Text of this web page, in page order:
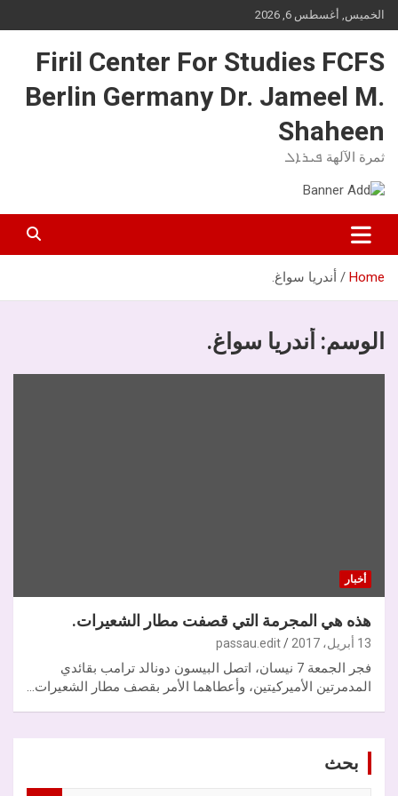
Skip
to
الخميس, أغسطس 6, 2026
Firil Center For Studies FCFS
Berlin Germany Dr. Jameel M.
Shaheen
ثمرة الآلهة ܦܝܪܐܠ
Home أندريا سواغ.
الوسم: أندريا سواغ.
أخبار
هذه هي المجرمة التي قصفت مطار الشعيرات.
13 أبريل، 2017 passau.edit
فجر الجمعة 7 نيسان، اتصل البيسون دونالد ترامب بقائدي
المدمرتين الأميركيتين، وأعطاهما الأمر بقصف مطار الشعيرات…
بحث